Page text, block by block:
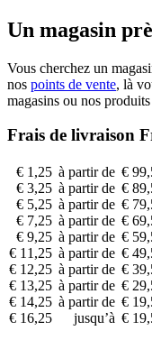
Un magasin
Vous cherchez un
nos points de vente, là
magasins ou nos
Frais de livraison
€ 1,25
€ 3,25
€ 5,25
€ 7,25
€ 9,25
€ 11,25
€ 12,25
€ 13,25
€ 14,25
€ 16,25
à partir de
à partir de
à partir de
à partir de
à partir de
à partir de
à partir de
à partir de
à partir de
jusqu’à
€
€
€
€
€
€
€
€
€
€